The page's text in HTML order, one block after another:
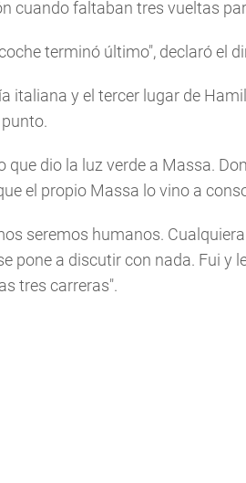
cuando faltaban tres vueltas
terminó último", declaró el
italiana y el tercer lugar de
que dio la luz verde a Massa.
el propio Massa lo vino a
seremos humanos.
pone a discutir con nada. Fui y
tres carreras".